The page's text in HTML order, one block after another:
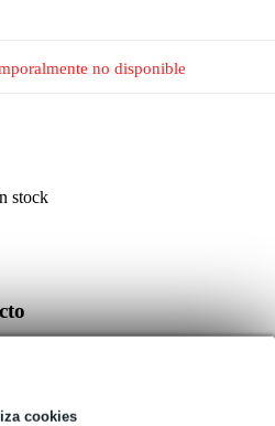
cookies
no disponible
stock